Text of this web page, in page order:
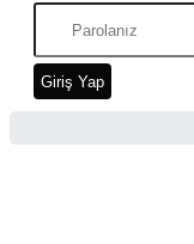
Giriş Yap